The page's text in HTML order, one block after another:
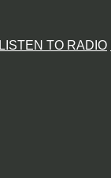
LISTEN TO RADIO